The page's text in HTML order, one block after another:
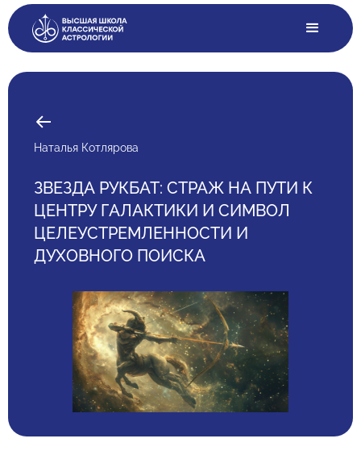
Наталья Котлярова
ЗВЕЗДА РУКБАТ: СТРАЖ НА ПУТИ К
ЦЕНТРУ ГАЛАКТИКИ И СИМВОЛ
ЦЕЛЕУСТРЕМЛЕННОСТИ И
ДУХОВНОГО ПОИСКА